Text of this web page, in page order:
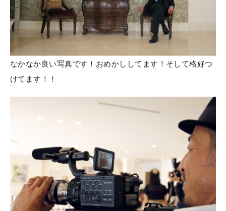
なかなか良い写真です！おめかししてます！そして格好つ
けてます！！